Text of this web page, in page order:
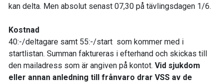
kan delta. Men absolut senast 07,30 på tävlingsdagen 1/6.
Kostnad
40:-/deltagare samt 55:-/start som kommer med i
startlistan. Summan faktureras i efterhand och skickas till
den mailadress som är angiven på kontot. Vid sjukdom
eller annan anledning till frånvaro drar VSS av de